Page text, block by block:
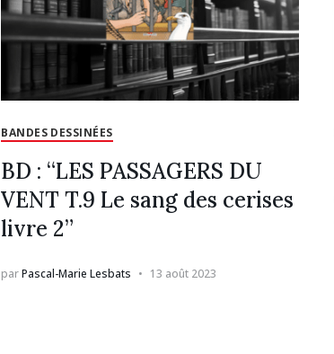
BANDES DESSINÉES
BD : “LES PASSAGERS DU
VENT T.9 Le sang des cerises
livre 2”
parPascal-Marie Lesbats 13 août 2023